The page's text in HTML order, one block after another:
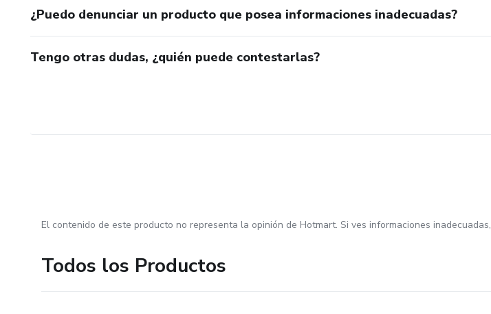
¿Puedo denunciar un producto que posea informaciones inadecuadas?
Tengo otras dudas, ¿quién puede contestarlas?
El contenido de este producto no representa la opinión de Hotmart. Si ves informaciones inadecuadas,
Todos los Productos